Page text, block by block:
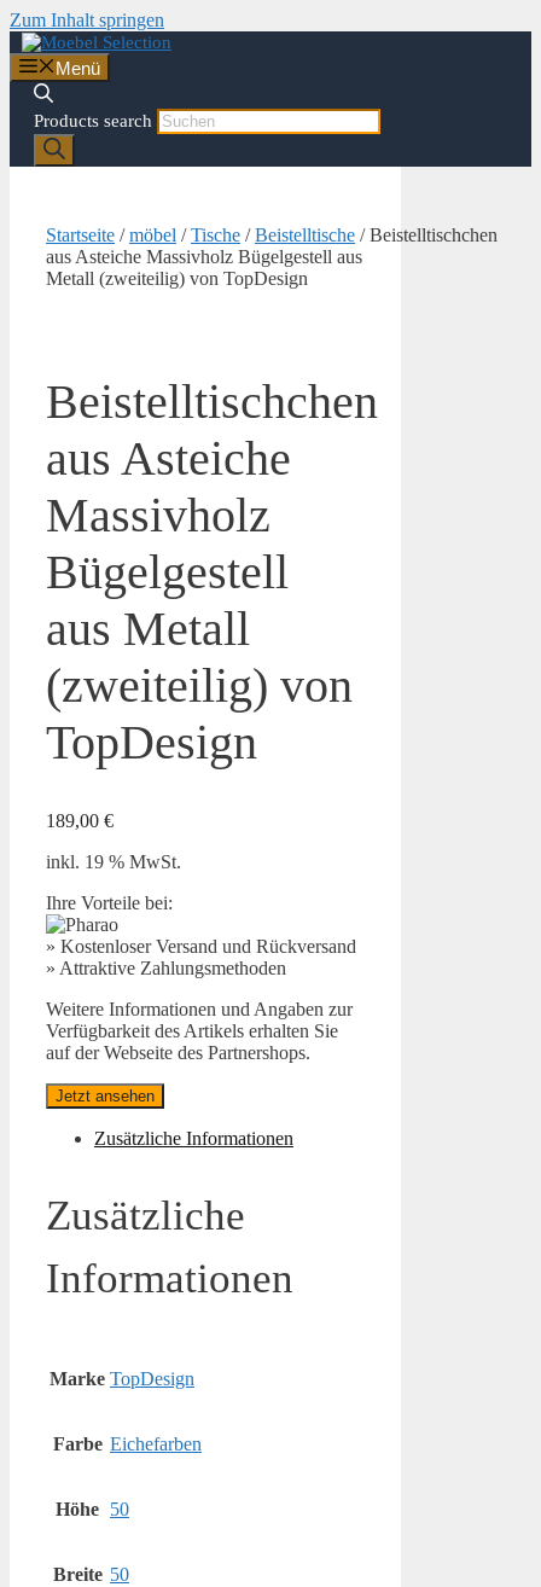
Zum Inhalt springen
Menü
Products search
Startseite /möbel /Tische /Beistelltische / Beistelltischchen
aus Asteiche Massivholz Bügelgestell aus
Metall (zweiteilig) von TopDesign
Beistelltischchen
aus Asteiche
Massivholz
Bügelgestell
aus Metall
(zweiteilig) von
TopDesign
189,00 €
inkl. 19 % MwSt.
Ihre Vorteile bei:
» Kostenloser Versand und Rückversand
» Attraktive Zahlungsmethoden
Weitere Informationen und Angaben zur
Verfügbarkeit des Artikels erhalten Sie
auf der Webseite des Partnershops.
Jetzt ansehen
Zusätzliche Informationen
Zusätzliche
Informationen
Marke TopDesign
Farbe Eichefarben
Höhe 50
Breite 50